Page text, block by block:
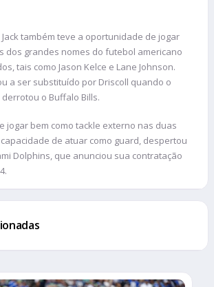
Jack também teve a oportunidade de jogar
dos grandes nomes do futebol americano
tais como Jason Kelce e Lane Johnson.
a ser substituído por Driscoll quando o
o Buffalo Bills.
jogar bem como tackle externo nas duas
de atuar como guard, despertou
Dolphins, que anunciou sua contratação